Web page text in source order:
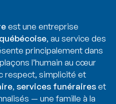
est une entreprise
, au service des
principalement dans
l’humain au cœur
respect, simplicité et
, services funéraireset
— une famille à la